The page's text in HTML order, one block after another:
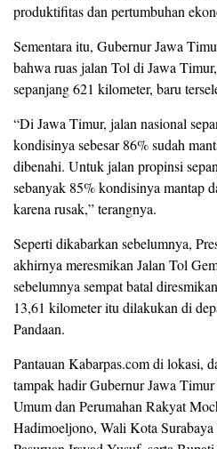
produktifitas dan pertumbuhan
Sementara itu, Gubernur Jawa
bahwa ruas jalan Tol di Jawa
sepanjang 621 kilometer, baru
“Di Jawa Timur, jalan nasional
kondisinya sebesar 86% sudah
dibenahi. Untuk jalan propinsi
sebanyak 85% kondisinya mantap
karena rusak,” terangnya.
Seperti dikabarkan sebelumnya,
akhirnya meresmikan Jalan Tol
sebelumnya sempat batal
13,61 kilometer itu dilakukan di
Pandaan.
Pantauan Kabarpas.com di lokasi,
tampak hadir Gubernur Jawa
Umum dan Perumahan Rakyat
Hadimoeljono, Wali Kota